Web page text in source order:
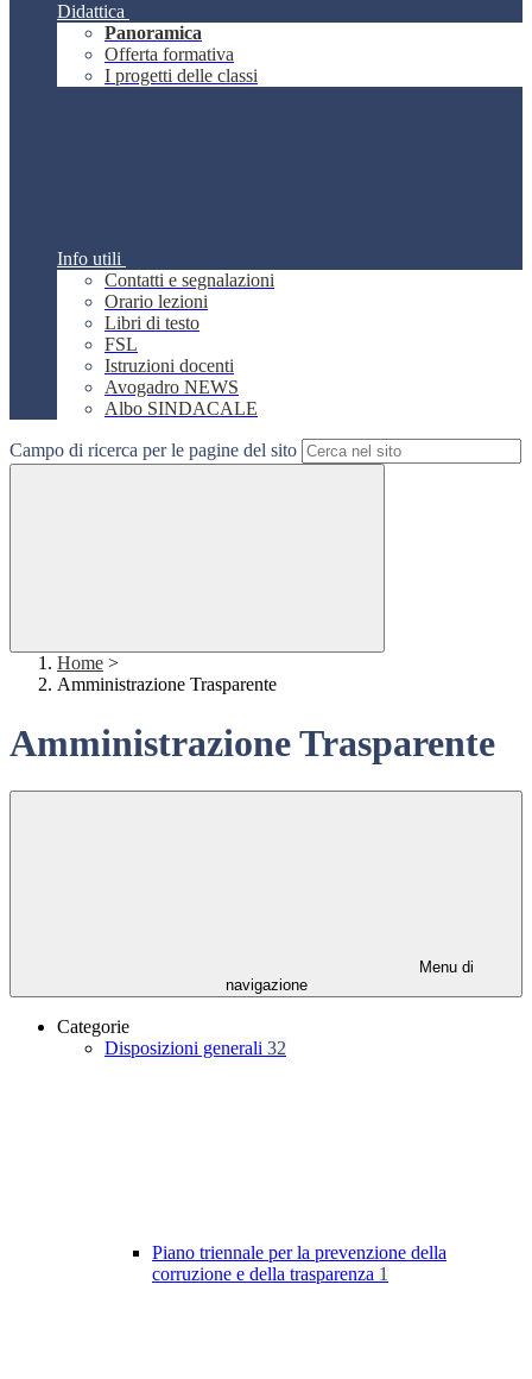
Didattica
Panoramica
Offerta formativa
I progetti delle classi
Info utili
Contatti e segnalazioni
Orario lezioni
Libri di testo
FSL
Istruzioni docenti
Avogadro NEWS
Albo SINDACALE
Campo di ricerca per le pagine del sito
Home >
Amministrazione Trasparente
Amministrazione Trasparente
Menu di
navigazione
Categorie
Disposizioni generali 32
Piano triennale per la prevenzione della
corruzione e della trasparenza 1